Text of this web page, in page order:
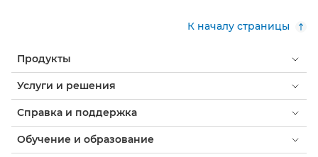
К началу страницы
Продукты
Услуги и решения
Справка и поддержка
Обучение и образование